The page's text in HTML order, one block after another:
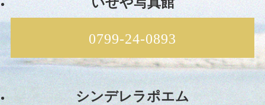
0799-24-0893
シンデレラポエム